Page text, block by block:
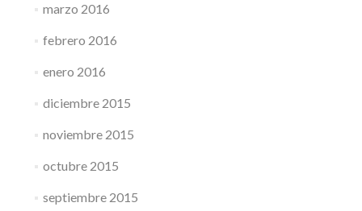
marzo 2016
febrero 2016
enero 2016
diciembre 2015
noviembre 2015
octubre 2015
septiembre 2015